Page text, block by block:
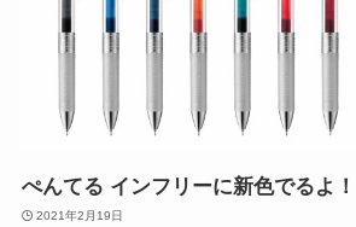
ぺんてる インフリーに新色でるよ！
2021年2月19日